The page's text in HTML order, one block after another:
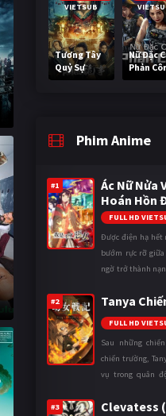
VIETSUB
Tương Tây
Quỷ Sự
Nữ Đặc
Phản
Phim Anime
#1
Ác Nữ Nửa
Hoán Hồn
FULL HD
Được điện hạ hết
bướm rực rỡ
ngờ trở thành nạn
thuật để hoán đổi
#2 Tanya
FULL HD
Sau những
chiến trường,
vụ trong quân
mặt trận. Dù sở
#3 Clevatess